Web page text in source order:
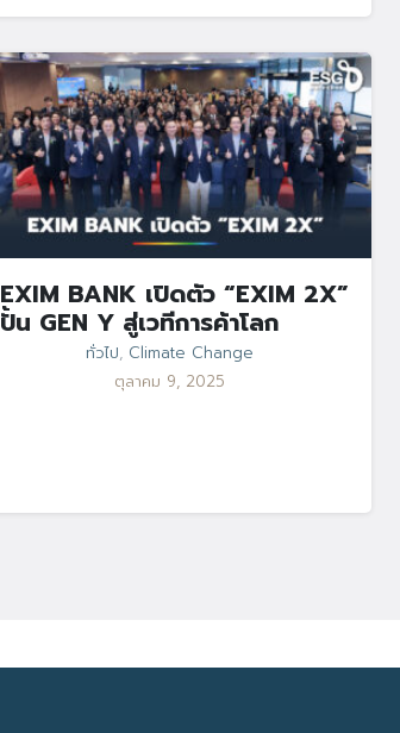
EXIM BANK เปิดตัว “EXIM 2X”
ปั้น GEN Y สู่เวทีการค้าโลก
ทั่วไป, Climate Change
ตุลาคม 9, 2025